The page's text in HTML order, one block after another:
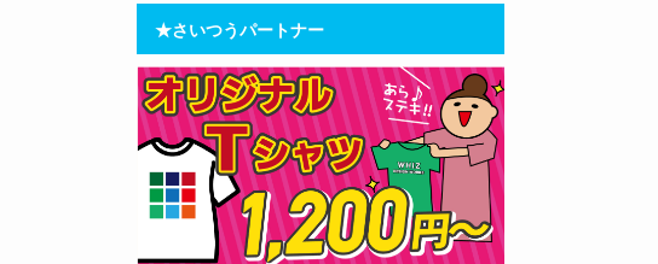
★さいつうパートナー